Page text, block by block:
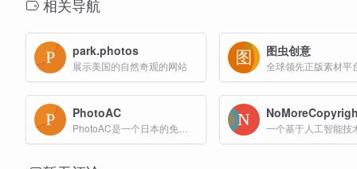
相关导航
park.photos
展示美国的自然奇观的网站
图虫创意
PhotoAC